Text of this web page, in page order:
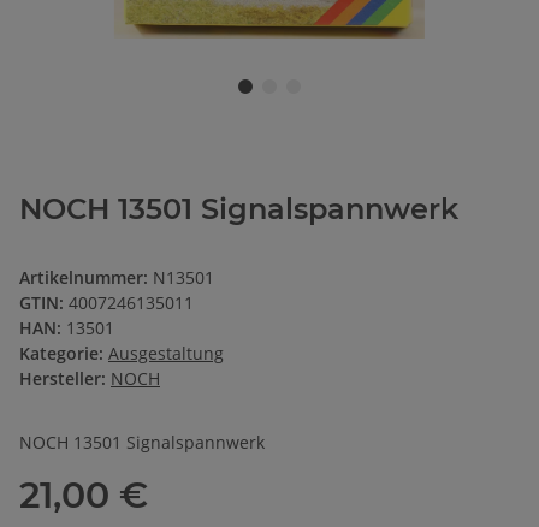
NOCH 13501 Signalspannwerk
Artikelnummer: N13501
GTIN: 4007246135011
HAN: 13501
Kategorie: Ausgestaltung
Hersteller: NOCH
NOCH 13501 Signalspannwerk
21,00 €